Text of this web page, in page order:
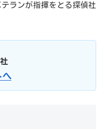
ランが指揮をとる探偵社
へ